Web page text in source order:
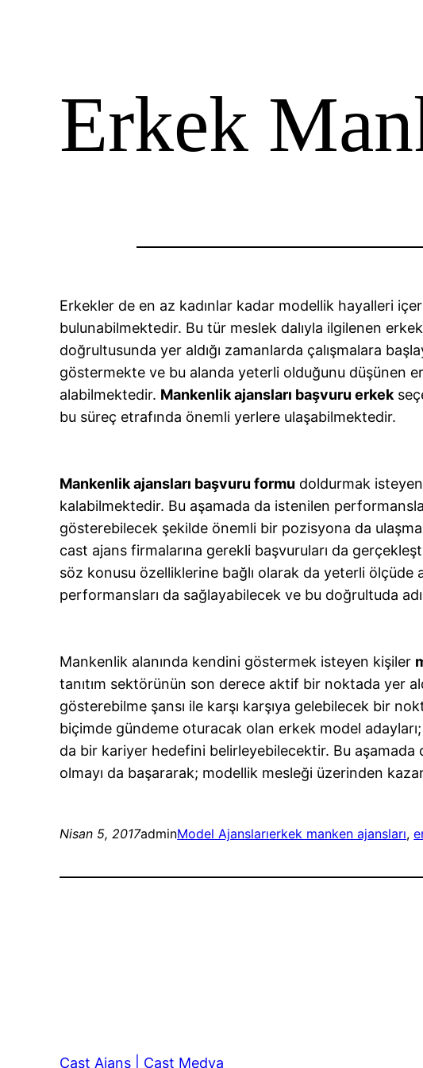
Erkek
Erkekler de en az kadınlar kadar modellik hayalleri
bulunabilmektedir. Bu tür meslek dalıyla ilgilenen
doğrultusunda yer aldığı zamanlarda çalışmalara
göstermekte ve bu alanda yeterli olduğunu düşünen
alabilmektedir. Mankenlik ajansları başvuru erkek
bu süreç etrafında önemli yerlere ulaşabilmektedir.
Mankenlik ajansları başvuru formu doldurmak
kalabilmektedir. Bu aşamada da istenilen
gösterebilecek şekilde önemli bir pozisyona da
cast ajans firmalarına gerekli başvuruları da
söz konusu özelliklerine bağlı olarak da yeterli
performansları da sağlayabilecek ve bu doğrultuda
Mankenlik alanında kendini göstermek isteyen kişiler
tanıtım sektörünün son derece aktif bir noktada yer
gösterebilme şansı ile karşı karşıya gelebilecek bir
biçimde gündeme oturacak olan erkek model
da bir kariyer hedefini belirleyebilecektir. Bu aşamada
olmayı da başararak; modellik mesleği üzerinden
Nisan 5, 2017adminModel Ajanslarıerkek manken ajansları,
Cast Ajans | Cast Medya